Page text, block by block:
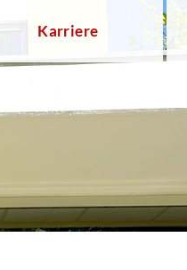
Karriere